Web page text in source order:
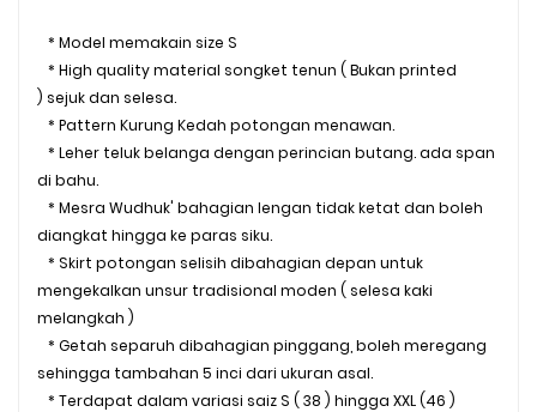
* Model memakain size S
* High quality material songket tenun ( Bukan printed
) sejuk dan selesa.
* Pattern Kurung Kedah potongan menawan.
* Leher teluk belanga dengan perincian butang. ada span
di bahu.
* Mesra Wudhuk' bahagian lengan tidak ketat dan boleh
diangkat hingga ke paras siku.
* Skirt potongan selisih dibahagian depan untuk
mengekalkan unsur tradisional moden ( selesa kaki
melangkah )
* Getah separuh dibahagian pinggang, boleh meregang
sehingga tambahan 5 inci dari ukuran asal.
* Terdapat dalam variasi saiz S ( 38 ) hingga XXL (46 )